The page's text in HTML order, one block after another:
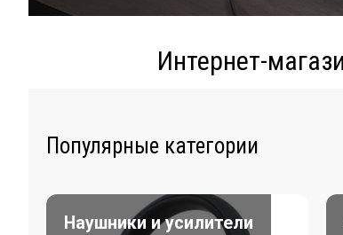
Интернет-
Популярные категории
Наушники и усилители